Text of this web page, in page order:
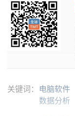
关键词： 电脑软件
数据分析